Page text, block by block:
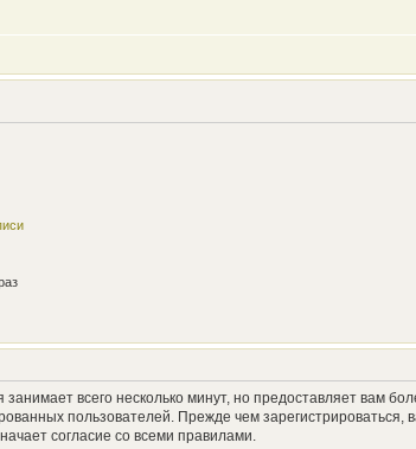
всего несколько минут, но предоставляет вам
пользователей. Прежде чем зарегистрироваться,
согласие со всеми правилами.